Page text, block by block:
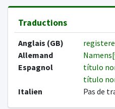
Traductions
Anglais (GB)
Allemand
Espagnol
título
título
Italien
Pas de